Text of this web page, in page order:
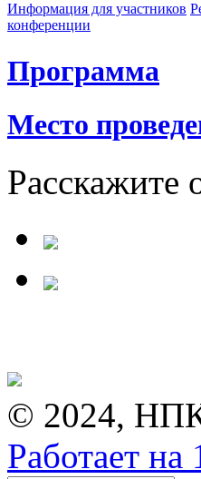
Информация для участников
конференции
Программа
Место
Расскажите
© 2024,
Работает